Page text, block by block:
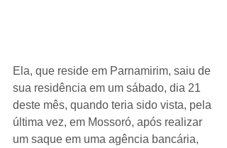
Ela, que reside em Parnamirim, saiu de
sua residência em um sábado, dia 21
deste mês, quando teria sido vista, pela
última vez, em Mossoró, após realizar
um saque em uma agência bancária,